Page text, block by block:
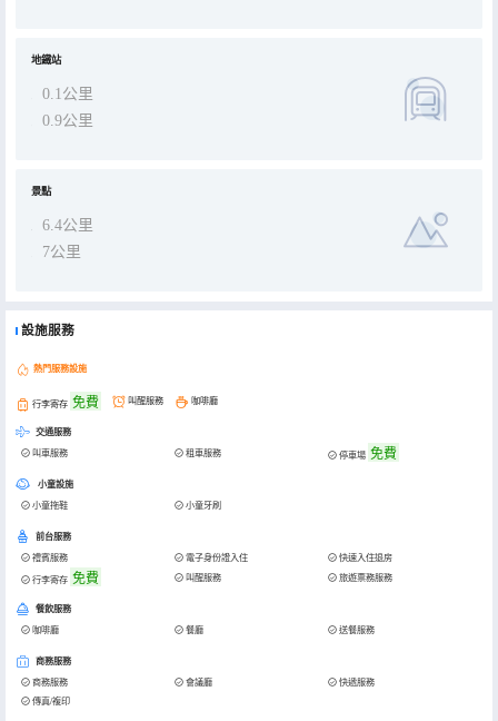
地鐵站
0.1公里
0.9公里
景點
6.4公里
7公里
設施服務
熱門服務設施
行李寄存 免費 叫醒服務 咖啡廳
交通服務
叫車服務 租車服務 停車場 免費
小童設施
小童拖鞋 小童牙刷
前台服務
禮賓服務 電子身份證入住
快速入住退房
行李寄存 免費 叫醒服務 旅遊票務服務
餐飲服務
咖啡廳 餐廳 送餐服務
商務服務
商務服務 會議廳
快遞服務
傳真/複印